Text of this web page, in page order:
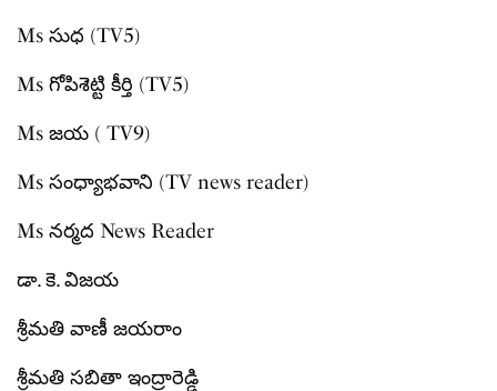
Ms సుధ (TV5)
Ms గోపిశెట్టి కీర్తి (TV5)
Ms జయ ( TV9)
Ms సంధ్యాభవాని (TV news reader)
Ms నర్మద News Reader
డా. కె. విజయ
శ్రీమతి వాణీ జయరాం
శ్రీమతి సబితా ఇంద్రారెడ్డి